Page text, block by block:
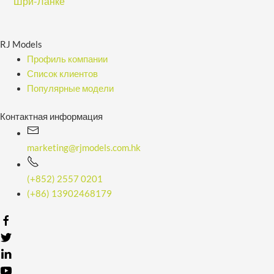
RJ Models
Профиль компании
Список клиентов
Популярные модели
Контактная информация
marketing@rjmodels.com.hk
(+852) 2557 0201
(+86) 13902468179